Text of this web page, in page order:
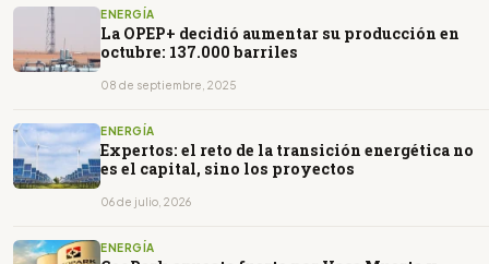
ENERGÍA
La OPEP+ decidió aumentar su producción en
octubre: 137.000 barriles
08 de septiembre, 2025
ENERGÍA
Expertos: el reto de la transición energética no
es el capital, sino los proyectos
06 de julio, 2026
ENERGÍA